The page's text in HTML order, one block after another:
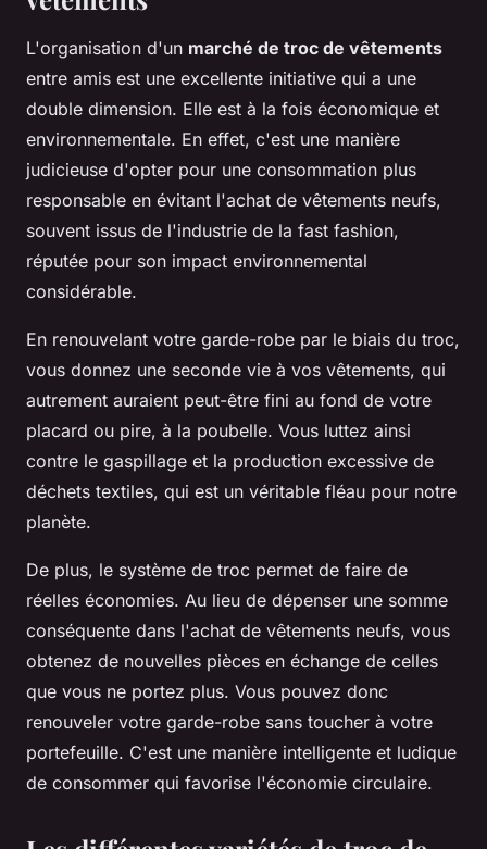
L'organisation d'un marché de troc de vêtements
entre amis est une excellente initiative qui a une
double dimension. Elle est à la fois économique et
environnementale. En effet, c'est une manière
judicieuse d'opter pour une consommation plus
responsable en évitant l'achat de vêtements neufs,
souvent issus de l'industrie de la fast fashion,
réputée pour son impact environnemental
considérable.
En renouvelant votre garde-robe par le biais du troc,
vous donnez une seconde vie à vos vêtements, qui
autrement auraient peut-être fini au fond de votre
placard ou pire, à la poubelle. Vous luttez ainsi
contre le gaspillage et la production excessive de
déchets textiles, qui est un véritable fléau pour notre
planète.
De plus, le système de troc permet de faire de
réelles économies. Au lieu de dépenser une somme
conséquente dans l'achat de vêtements neufs, vous
obtenez de nouvelles pièces en échange de celles
que vous ne portez plus. Vous pouvez donc
renouveler votre garde-robe sans toucher à votre
portefeuille. C'est une manière intelligente et ludique
de consommer qui favorise l'économie circulaire.